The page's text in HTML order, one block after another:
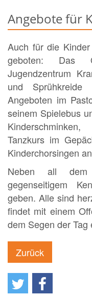
Angebote für
Auch für die
geboten: Das
Jugendzentrum
und
Angeboten im
seinem Spielebus
Tanzkurs im
Kinderchorsingen
Neben all
gegenseitigem
geben. Alle sind
findet mit einem
dem Segen der
Zurück